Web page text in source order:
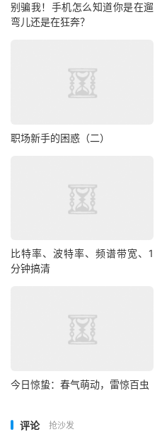
别骗我！手机怎么知道你是在遛
弯儿还是在狂奔？
职场新手的困惑（二）
比特率、波特率、频谱带宽、1
分钟搞清
今日惊蛰：春气萌动，雷惊百虫
评论 抢沙发